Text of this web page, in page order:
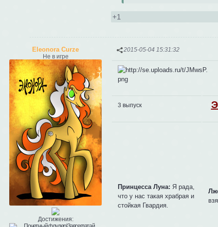
+1
2015-05-04 15:31:32
Eleonora Curze
Не в игре
Достижения:
3 выпуск
Принцесса Луна: Я рада,
что у нас такая храбрая и
стойкая Гвардия.